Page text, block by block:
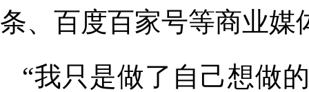
条、百度百家号等商业媒
“我只是做了自己想做